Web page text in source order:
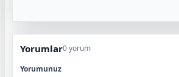
Yorumlar0 yorum
Yorumunuz